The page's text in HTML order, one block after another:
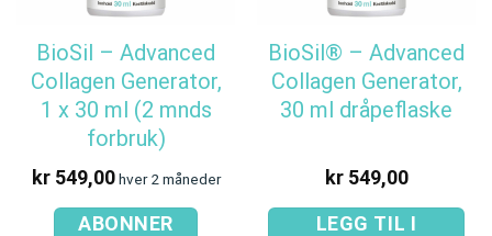
BioSil – Advanced
Collagen Generator,
1 x 30 ml (2 mnds
forbruk)
kr549,00 hver 2 måneder
ABONNER
BioSil® – Advanced
Collagen Generator,
30 ml dråpeflaske
kr549,00
LEGG TIL I